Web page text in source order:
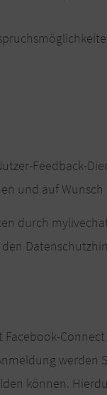
Feedback-
und auf
durch
werden
können.